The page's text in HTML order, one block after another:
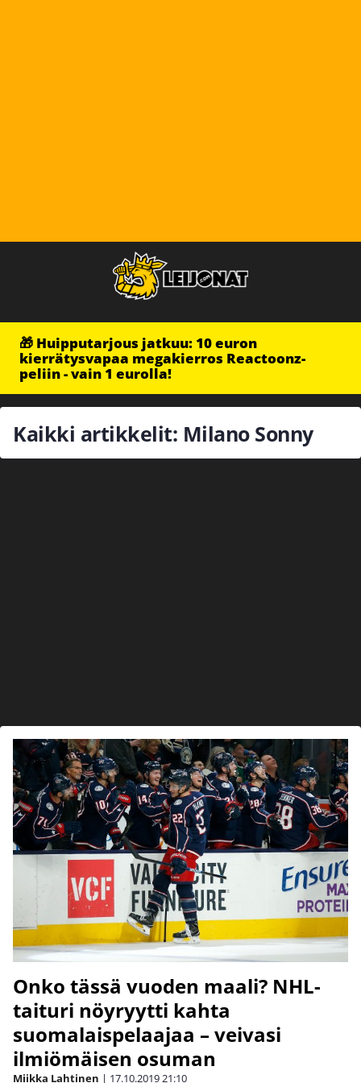
🎁 Huipputarjous jatkuu: 10 euron
kierrätysvapaa megakierros Reactoonz-
peliin - vain 1 eurolla!
Kaikki artikkelit: Milano Sonny
Onko tässä vuoden maali? NHL-
taituri nöyryytti kahta
suomalaispelaajaa – veivasi
ilmiömäisen osuman
Miikka Lahtinen | 17.10.201921:10